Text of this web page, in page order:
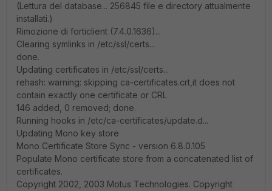
(Lettura del database... 256845 file e directory attualmente
installati.)
Rimozione di forticlient (7.4.0.1636)...
Clearing symlinks in /etc/ssl/certs...
done.
Updating certificates in /etc/ssl/certs...
rehash: warning: skipping ca-certificates.crt,it does not
contain exactly one certificate or CRL
146 added, 0 removed; done.
Running hooks in /etc/ca-certificates/update.d...
Updating Mono key store
Mono Certificate Store Sync - version 6.8.0.105
Populate Mono certificate store from a concatenated list of
certificates.
Copyright 2002, 2003 Motus Technologies. Copyright